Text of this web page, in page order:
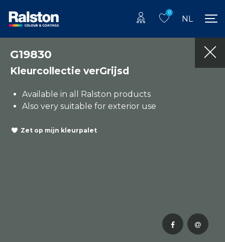
0
NL
G19830
Kleurcollectie verGrijsd
Available in all Ralston products
Also very suitable for exterior use
Zet op mijn kleurpalet